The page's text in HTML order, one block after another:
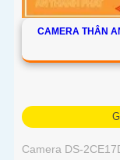
CAMERA THÂN
Camera DS-